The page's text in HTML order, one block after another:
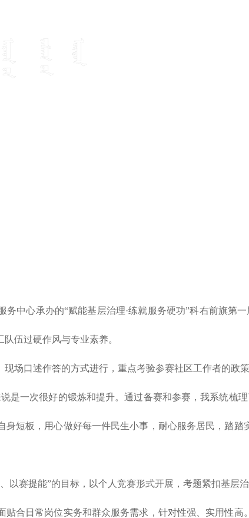
务中心承办的“赋能基层治理·练就服务硬功”科右前旗第
伍过硬作风与专业素养。
场口述作答的方式进行，重点考验参赛社区工作者的
是一次很好的锻炼和提升。通过备赛和参赛，我系统梳
短板，用心做好每一件民生小事，耐心服务居民，踏
以赛提能”的目标，以个人竞赛形式开展，考题紧扣基
合日常岗位实务和群众服务需求，针对性强、实用性